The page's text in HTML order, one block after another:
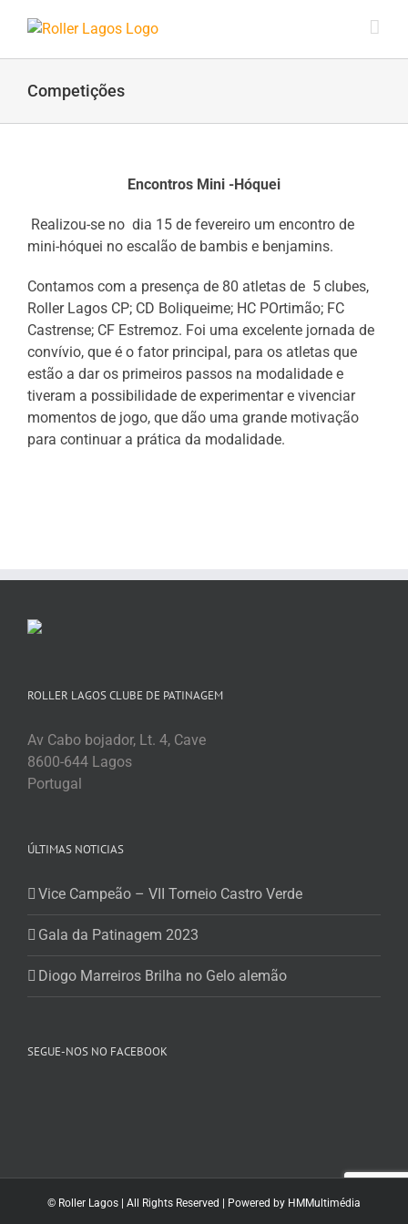
Competições
Encontros Mini -Hóquei
Realizou-se no dia 15 de fevereiro um encontro de
mini-hóquei no escalão de bambis e benjamins.
Contamos com a presença de 80 atletas de 5 clubes,
Roller Lagos CP; CD Boliqueime; HC POrtimão; FC
Castrense; CF Estremoz. Foi uma excelente jornada de
convívio, que é o fator principal, para os atletas que
estão a dar os primeiros passos na modalidade e
tiveram a possibilidade de experimentar e vivenciar
momentos de jogo, que dão uma grande motivação
para continuar a prática da modalidade.
ROLLER LAGOS CLUBE DE PATINAGEM
Av Cabo bojador, Lt. 4, Cave
8600-644 Lagos
Portugal
ÚLTIMAS NOTICIAS
Vice Campeão – VII Torneio Castro Verde
Gala da Patinagem 2023
Diogo Marreiros Brilha no Gelo alemão
SEGUE-NOS NO FACEBOOK
© Roller Lagos | All Rights Reserved | Powered by HMMultimédia